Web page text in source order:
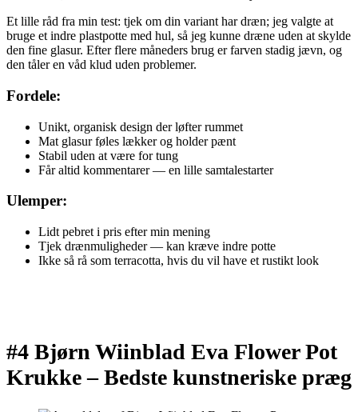
Et lille råd fra min test: tjek om din variant har dræn; jeg valgte at
bruge et indre plastpotte med hul, så jeg kunne dræne uden at skylde
den fine glasur. Efter flere måneders brug er farven stadig jævn, og
den tåler en våd klud uden problemer.
Fordele:
Unikt, organisk design der løfter rummet
Mat glasur føles lækker og holder pænt
Stabil uden at være for tung
Får altid kommentarer — en lille samtalestarter
Ulemper:
Lidt pebret i pris efter min mening
Tjek drænmuligheder — kan kræve indre potte
Ikke så rå som terracotta, hvis du vil have et rustikt look
#4 Bjørn Wiinblad Eva Flower Pot
Krukke –Bedste kunstneriske præg